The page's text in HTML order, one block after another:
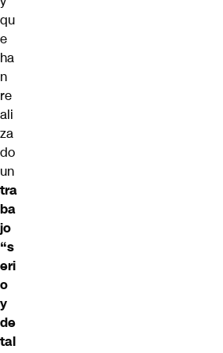
qu
e
ha
n
re
ali
za
do
un
tra
ba
jo
“s
eri
o
y
de
tal